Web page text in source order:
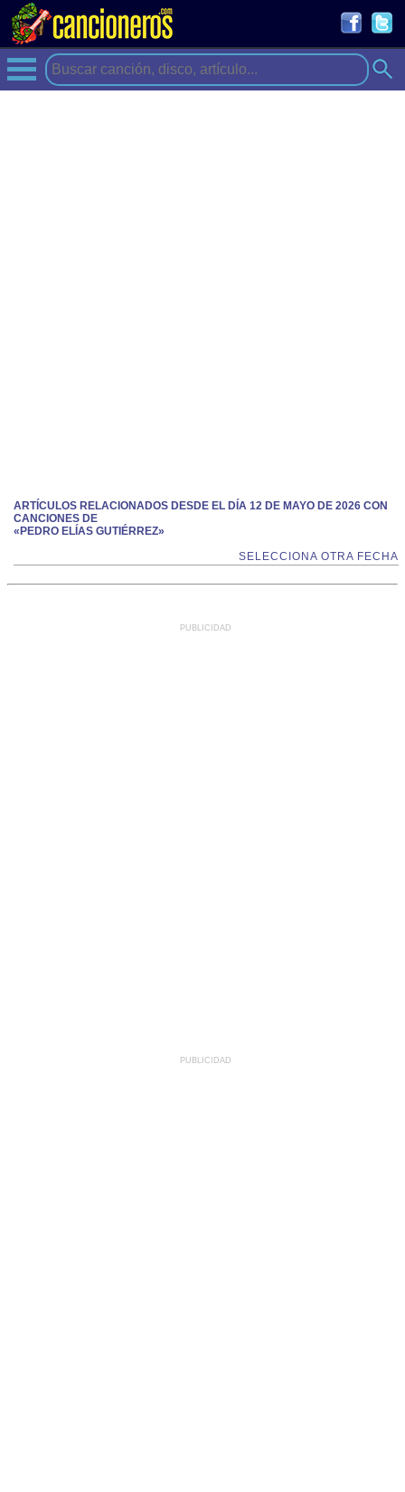
ARTÍCULOS RELACIONADOS DESDE EL DÍA 12 DE MAYO DE 2026 CON
CANCIONES DE
«PEDRO ELÍAS GUTIÉRREZ»
SELECCIONA OTRA FECHA
PUBLICIDAD
PUBLICIDAD